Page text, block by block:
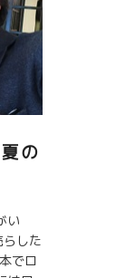
の
い
した
でロ